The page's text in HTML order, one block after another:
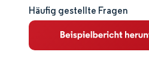
Marktanalyse
Trends und Einblicke
Häufig gestellte Fragen